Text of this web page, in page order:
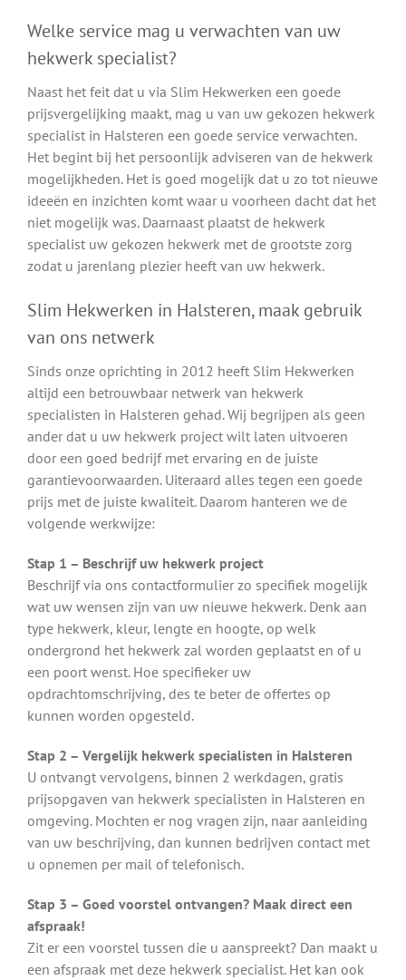
Welke service mag u verwachten van uw
hekwerk specialist?
Naast het feit dat u via Slim Hekwerken een goede
prijsvergelijking maakt, mag u van uw gekozen hekwerk
specialist in Halsteren een goede service verwachten.
Het begint bij het persoonlijk adviseren van de hekwerk
mogelijkheden. Het is goed mogelijk dat u zo tot nieuwe
ideeën en inzichten komt waar u voorheen dacht dat het
niet mogelijk was. Daarnaast plaatst de hekwerk
specialist uw gekozen hekwerk met de grootste zorg
zodat u jarenlang plezier heeft van uw hekwerk.
Slim Hekwerken in Halsteren, maak gebruik
van ons netwerk
Sinds onze oprichting in 2012 heeft Slim Hekwerken
altijd een betrouwbaar netwerk van hekwerk
specialisten in Halsteren gehad. Wij begrijpen als geen
ander dat u uw hekwerk project wilt laten uitvoeren
door een goed bedrijf met ervaring en de juiste
garantievoorwaarden. Uiteraard alles tegen een goede
prijs met de juiste kwaliteit. Daarom hanteren we de
volgende werkwijze:
Stap 1 – Beschrijf uw hekwerk project
Beschrijf via ons contactformulier zo specifiek mogelijk
wat uw wensen zijn van uw nieuwe hekwerk. Denk aan
type hekwerk, kleur, lengte en hoogte, op welk
ondergrond het hekwerk zal worden geplaatst en of u
een poort wenst. Hoe specifieker uw
opdrachtomschrijving, des te beter de offertes op
kunnen worden opgesteld.
Stap 2 – Vergelijk hekwerk specialisten in Halsteren
U ontvangt vervolgens, binnen 2 werkdagen, gratis
prijsopgaven van hekwerk specialisten in Halsteren en
omgeving. Mochten er nog vragen zijn, naar aanleiding
van uw beschrijving, dan kunnen bedrijven contact met
u opnemen per mail of telefonisch.
Stap 3 – Goed voorstel ontvangen? Maak direct een
afspraak!
Zit er een voorstel tussen die u aanspreekt? Dan maakt u
een afspraak met deze hekwerk specialist. Het kan ook